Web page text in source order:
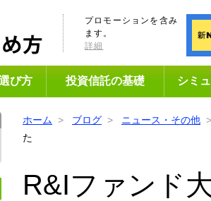
プロモーションを含み
ます。
詳細
び方 投資信託の基礎 シミ
ホーム ブログ ニュース・その他
た
R&Iファンド